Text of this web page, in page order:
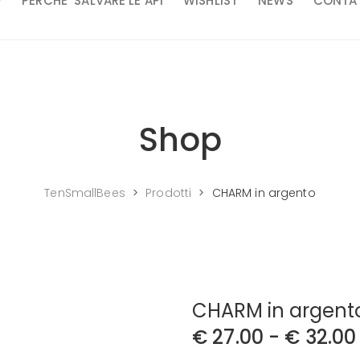
Shop
TenSmallBees > Prodotti > CHARM in argento
CHARM in
€ 27.00 - € 32.00